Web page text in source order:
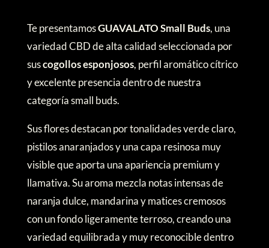
precios:
desde
10,00€
hasta
Te presentamosGUAVALATO Small Buds, una
variedad CBD de alta calidad seleccionada por
suscogollos esponjosos, perfil aromático cítrico
y excelente presencia dentro de nuestra
categoría small buds.
Sus flores destacan por tonalidades verde claro,
pistilos anaranjados y una capa resinosa muy
visible que aporta una apariencia premium y
llamativa. Su aroma mezcla notas intensas de
naranja dulce, mandarina y matices cremosos
con un fondo ligeramente terroso, creando una
variedad equilibrada y muy reconocible dentro